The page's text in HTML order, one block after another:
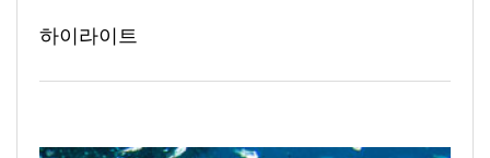
하이라이트